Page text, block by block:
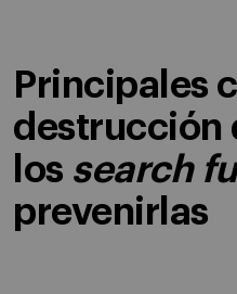
Principales
destrucción
los search
prevenirlas